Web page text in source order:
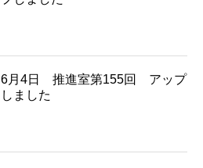
6月4日 推進室第155回 アップ
しました